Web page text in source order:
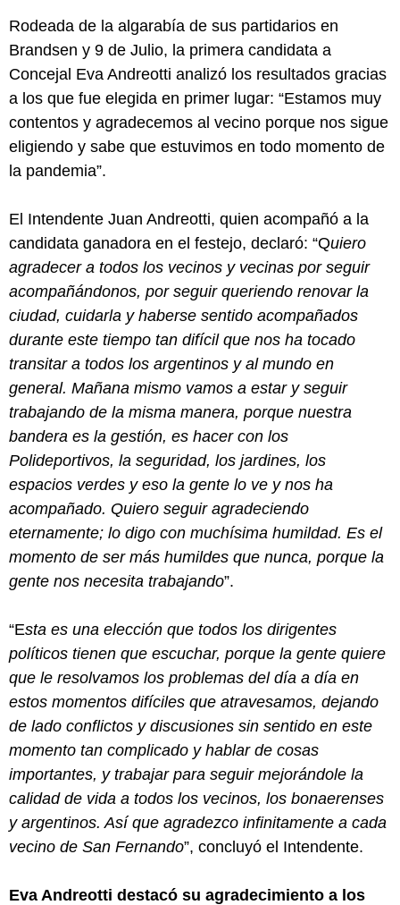
Rodeada de la algarabía de sus partidarios en
Brandsen y 9 de Julio, la primera candidata a
Concejal Eva Andreotti analizó los resultados gracias
a los que fue elegida en primer lugar: “Estamos muy
contentos y agradecemos al vecino porque nos sigue
eligiendo y sabe que estuvimos en todo momento de
la pandemia”.
El Intendente Juan Andreotti, quien acompañó a la
candidata ganadora en el festejo, declaró: “Quiero
agradecer a todos los vecinos y vecinas por seguir
acompañándonos, por seguir queriendo renovar la
ciudad, cuidarla y haberse sentido acompañados
durante este tiempo tan difícil que nos ha tocado
transitar a todos los argentinos y al mundo en
general. Mañana mismo vamos a estar y seguir
trabajando de la misma manera, porque nuestra
bandera es la gestión, es hacer con los
Polideportivos, la seguridad, los jardines, los
espacios verdes y eso la gente lo ve y nos ha
acompañado. Quiero seguir agradeciendo
eternamente; lo digo con muchísima humildad. Es el
momento de ser más humildes que nunca, porque la
gente nos necesita trabajando”.
“Esta es una elección que todos los dirigentes
políticos tienen que escuchar, porque la gente quiere
que le resolvamos los problemas del día a día en
estos momentos difíciles que atravesamos, dejando
de lado conflictos y discusiones sin sentido en este
momento tan complicado y hablar de cosas
importantes, y trabajar para seguir mejorándole la
calidad de vida a todos los vecinos, los bonaerenses
y argentinos. Así que agradezco infinitamente a cada
vecino de San Fernando”, concluyó el Intendente.
Eva Andreotti destacó su agradecimiento a los